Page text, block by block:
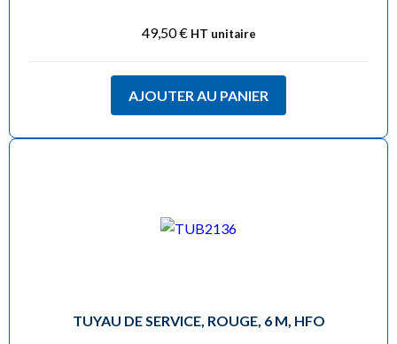
49,50€ HT unitaire
AJOUTER AU PANIER
TUYAU DE SERVICE, ROUGE, 6 M, HFO